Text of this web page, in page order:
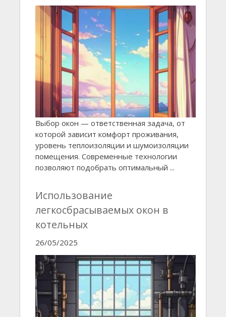
Выбор окон — ответственная задача, от
которой зависит комфорт проживания,
уровень теплоизоляции и шумоизоляции
помещения. Современные технологии
позволяют подобрать оптимальный ...
Использование
легкосбрасываемых окон в
котельных
26/05/2025